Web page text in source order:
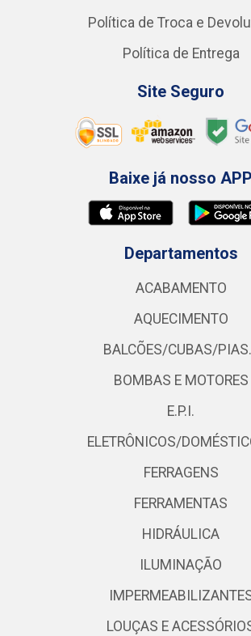
Política de Troca e
Política de Entrega
Site Seguro
Baixe já nosso APP
Departamentos
ACABAMENTO
AQUECIMENTO
BALCÕES/CUBAS/
BOMBAS E MOTORES
E.P.I.
ELETRÔNICOS/
FERRAGENS
FERRAMENTAS
HIDRÁULICA
ILUMINAÇÃO
LOUÇAS E